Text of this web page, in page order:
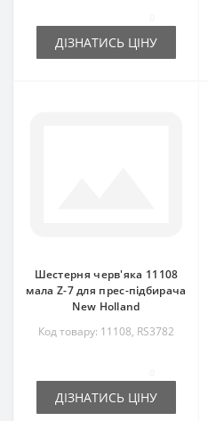
ДІЗНАТИСЬ ЦІНУ
Шестерня черв'яка 11108
мала Z-7 для прес-підбирача
New Holland
Код товару: 11108, RS3782
ДІЗНАТИСЬ ЦІНУ